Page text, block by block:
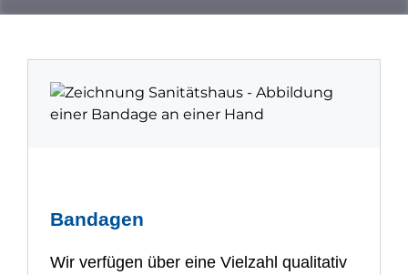
Bandagen
Wir verfügen über eine Vielzahl qualitativ